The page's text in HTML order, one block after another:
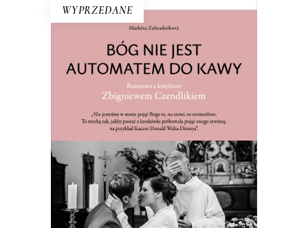
WYPRZEDANE
BÓG NIE JEST AUTOMATEM DO
KAWY. ROZMOWA Z KSIĘDZEM
ZBIGNIEWEM CZENDLIKIEM
Ksiądz Zbigniew Czendlik mówi, co
myśli, nie chodzi w sutannie ani
koloratce, a poranne msze przeniósł na
dziewiątą, bo kto by wstał na szóstą?